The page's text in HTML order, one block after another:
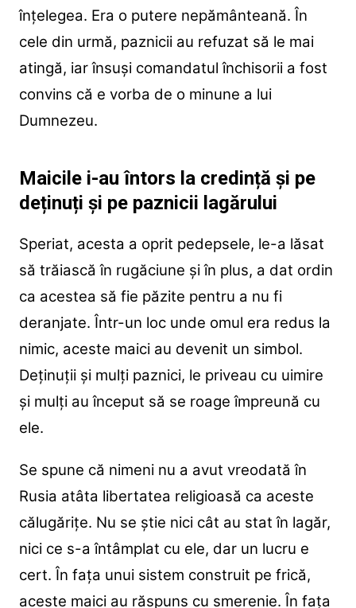
înțelegea. Era o putere nepământeană. În
cele din urmă, paznicii au refuzat să le mai
atingă, iar însuși comandatul închisorii a fost
convins că e vorba de o minune a lui
Dumnezeu.
Maicile i-au întors la credință și pe
deținuți și pe paznicii lagărului
Speriat, acesta a oprit pedepsele, le-a lăsat
să trăiască în rugăciune și în plus, a dat ordin
ca acestea să fie păzite pentru a nu fi
deranjate. Într-un loc unde omul era redus la
nimic, aceste maici au devenit un simbol.
Deținuții și mulți paznici, le priveau cu uimire
și mulți au început să se roage împreună cu
ele.
Se spune că nimeni nu a avut vreodată în
Rusia atâta libertatea religioasă ca aceste
călugărițe. Nu se știe nici cât au stat în lagăr,
nici ce s-a întâmplat cu ele, dar un lucru e
cert. În fața unui sistem construit pe frică,
aceste maici au răspuns cu smerenie. În fața